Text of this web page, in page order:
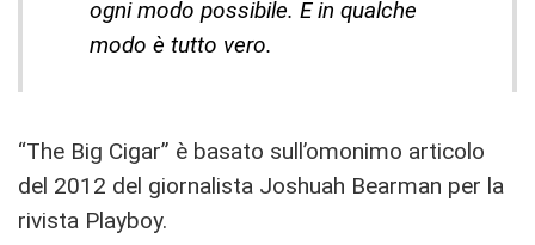
ogni modo possibile. E in qualche
modo è tutto vero.
“The Big Cigar” è basato sull’omonimo articolo
del 2012 del giornalista Joshuah Bearman per la
rivista Playboy.